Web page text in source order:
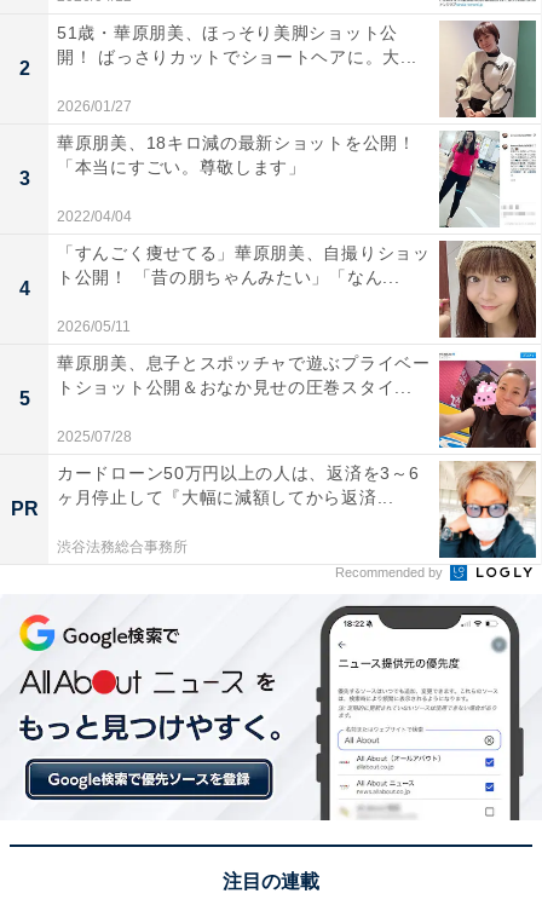
2
51歳・華原朋美、ほっそり美脚ショット公
開！ ばっさりカットでショートヘアに。大...
2026/01/27
3
華原朋美、18キロ減の最新ショットを公開！
「本当にすごい。尊敬します」
2022/04/04
4
「すんごく痩せてる」華原朋美、自撮りショッ
ト公開！ 「昔の朋ちゃんみたい」「なん...
2026/05/11
5
華原朋美、息子とスポッチャで遊ぶプライベー
トショット公開＆おなか見せの圧巻スタイ...
2025/07/28
PR
カードローン50万円以上の人は、返済を3～6
ヶ月停止して『大幅に減額してから返済...
渋谷法務総合事務所
Recommended by
注目の連載